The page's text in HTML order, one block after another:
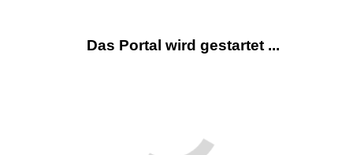
Das Portal wird gestartet ...